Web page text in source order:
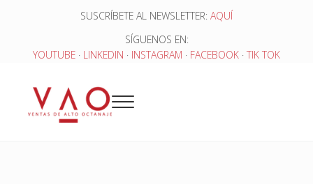
Saltar al contenido principal
Skip to header right navigation
SUSCRÍBETE AL NEWSLETTER: AQUÍ
SÍGUENOS EN:
YOUTUBE · LINKEDIN · INSTAGRAM · FACEBOOK · TIK TOK
Menu